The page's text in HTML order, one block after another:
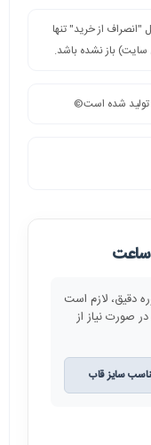
از خرید" تنها
باز نشده باشد.
تولید شده است©️
ساعت
دقیق، لازم است
صورت نیاز از
سایز قاب